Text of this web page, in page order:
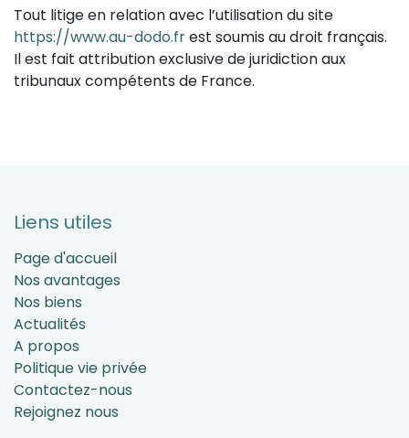
Tout litige en relation avec l’utilisation du site
https://www.au-dodo.frest soumis au droit français.
Il est fait attribution exclusive de juridiction aux
tribunaux compétents de France.
Liens utiles
Page d'accueil
Nos avantages
Nos biens
Actualités
A propos
Politique vie privée
Contactez-nous
Rejoignez nous